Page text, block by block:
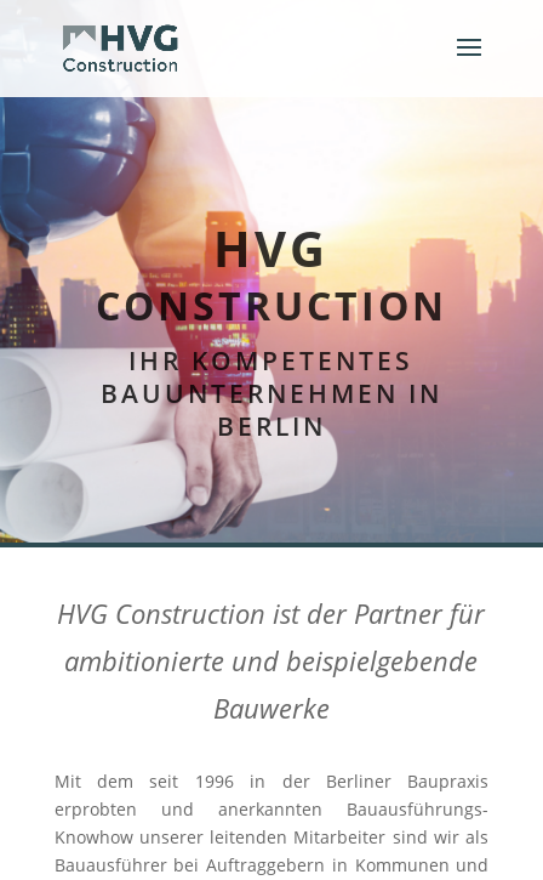
HVG
CONSTRUCTION
IHR KOMPETENTES
BAUUNTERNEHMEN IN
BERLIN
HVG Construction ist der Partner für
ambitionierte und beispielgebende
Bauwerke
Mit dem seit 1996 in der Berliner Baupraxis
erprobten und anerkannten Bauausführungs-
Knowhow unserer leitenden Mitarbeiter sind wir als
Bauausführer bei Auftraggebern in Kommunen und